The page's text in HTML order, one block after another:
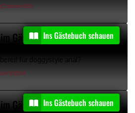
Gästebuch von User795564
Ins Gästebuch schauen
bereit für doggystyle anal?
Gästebuch von Kerusker
Ins Gästebuch schauen